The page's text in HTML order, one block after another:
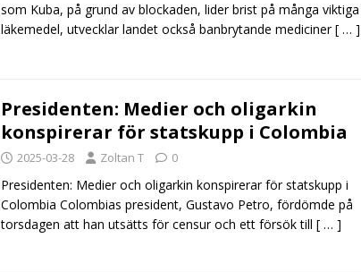
som Kuba, på grund av blockaden, lider brist på många viktiga
läkemedel, utvecklar landet också banbrytande mediciner[ … ]
Presidenten: Medier och oligarkin
konspirerar för statskupp i Colombia
2025-03-28 Zoltan T 0
Presidenten: Medier och oligarkin konspirerar för statskupp i
Colombia Colombias president, Gustavo Petro, fördömde på
torsdagen att han utsätts för censur och ett försök till [ … ]